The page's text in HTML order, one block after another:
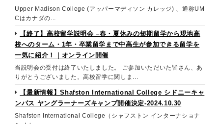
Upper Madison College (アッパーマディソン カレッジ) 、通称UM
Cはカナダの...
【終了】高校留学説明会 –春・夏休みの短期留学から現地高
校へのターム・1年・卒業留学まで中高生が参加できる留学を
一気に紹介！｜オンライン開催
当説明会の受付は終了いたしました。 ご参加いただいた皆さん、あ
りがとうございました。高校留学に関しま...
【最新情報】Shafston International College シドニーキャ
ンパス ヤングラーナーズキャンプ開催決定-2024.10.30
Shafston International College（シャフストン インターナショナ